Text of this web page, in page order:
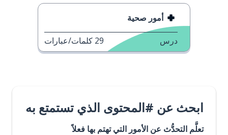
أمور صحية
درس 29 كلمات/عبارات
ابحث عن #المحتوى الذي تستمتع به
تعلَّم التحدُّث عن الأمور التي تهتم بها فعلاً